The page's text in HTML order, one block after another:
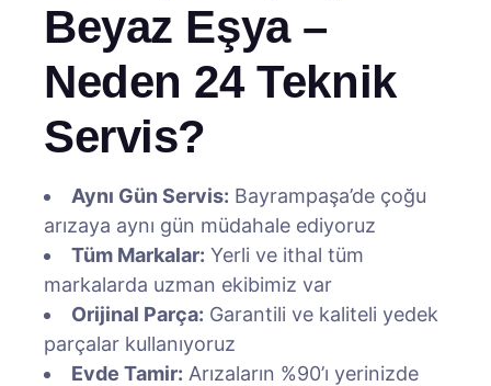
Beyaz Eşya –
Neden 24 Teknik
Servis?
Aynı Gün Servis: Bayrampaşa’de çoğu
arızaya aynı gün müdahale ediyoruz
Tüm Markalar: Yerli ve ithal tüm
markalarda uzman ekibimiz var
Orijinal Parça: Garantili ve kaliteli yedek
parçalar kullanıyoruz
Evde Tamir: Arızaların %90’ı yerinizde